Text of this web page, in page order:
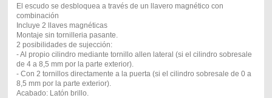
El escudo se desbloquea a través de un llavero magnético con
combinación
Incluye 2 llaves magnéticas
Montaje sin tornilleria pasante.
2 posibilidades de sujección:
- Al propio cilindro mediante tornillo allen lateral (si el cilindro sobresale
de 4 a 8,5 mm por la parte exterior).
- Con 2 tornillos directamente a la puerta (si el cilindro sobresale de 0 a
8,5 mm por la parte exterior).
Acabado: Latón brillo.